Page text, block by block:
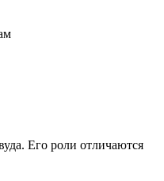
Его роли отличаются